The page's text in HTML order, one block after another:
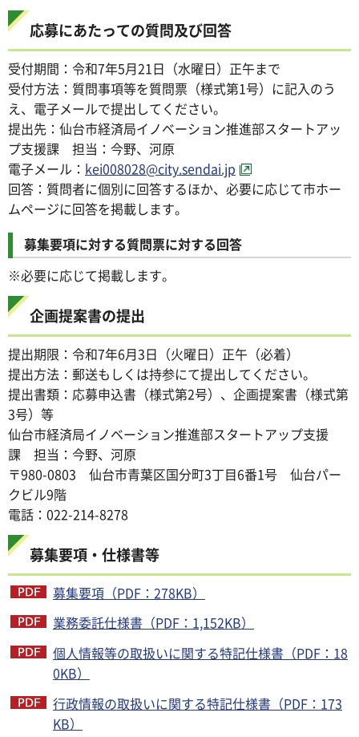
応募にあたっての質問及び回答
受付期間：令和7年5月21日（水曜日）正午まで
受付方法：質問事項等を質問票（様式第1号）に記入のう
え、電子メールで提出してください。
提出先：仙台市経済局イノベーション推進部スタートアッ
プ支援課 担当：今野、河原
電子メール： kei008028@city.sendai.jp
回答：質問者に個別に回答するほか、必要に応じて市ホー
ムページに回答を掲載します。
募集要項に対する質問票に対する回答
※必要に応じて掲載します。
企画提案書の提出
提出期限：令和7年6月3日（火曜日）正午（必着）
提出方法：郵送もしくは持参にて提出してください。
提出書類：応募申込書（様式第2号）、企画提案書（様式第
3号）等
仙台市経済局イノベーション推進部スタートアップ支援
課 担当：今野、河原
〒980-0803 仙台市青葉区国分町3丁目6番1号 仙台パー
クビル9階
電話：022-214-8278
募集要項・仕様書等
募集要項（PDF：278KB）
業務委託仕様書（PDF：1,152KB）
個人情報等の取扱いに関する特記仕様書（PDF：18
0KB）
行政情報の取扱いに関する特記仕様書（PDF：173
KB）